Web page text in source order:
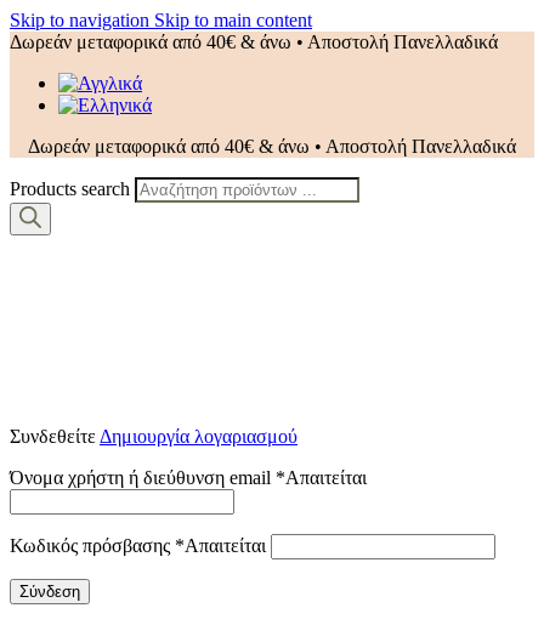
Skip to navigation Skip to main content
Δωρεάν μεταφορικά από 40€ & άνω • Αποστολή Πανελλαδικά
Δωρεάν μεταφορικά από 40€ & άνω • Αποστολή Πανελλαδικά
Products search
Συνδεθείτε Δημιουργία λογαριασμού
Όνομα χρήστη ή διεύθυνση email *Απαιτείται
Κωδικός πρόσβασης *Απαιτείται
Σύνδεση